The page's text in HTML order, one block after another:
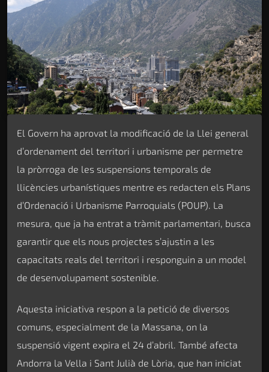
El Govern ha aprovat la modificació de la Llei general
d’ordenament del territori i urbanisme per permetre
la pròrroga de les suspensions temporals de
llicències urbanístiques mentre es redacten els Plans
d’Ordenació i Urbanisme Parroquials (POUP). La
mesura, que ja ha entrat a tràmit parlamentari, busca
garantir que els nous projectes s’ajustin a les
capacitats reals del territori i responguin a un model
de desenvolupament sostenible.
Aquesta iniciativa respon a la petició de diversos
comuns, especialment de la Massana, on la
suspensió vigent expira el 24 d’abril. També afecta
Andorra la Vella i Sant Julià de Lòria, que han iniciat